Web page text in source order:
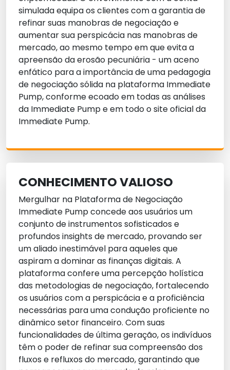
simulada equipa os clientes com a garantia de
refinar suas manobras de negociação e
aumentar sua perspicácia nas manobras de
mercado, ao mesmo tempo em que evita a
apreensão da erosão pecuniária - um aceno
enfático para a importância de uma pedagogia
de negociação sólida na plataforma Immediate
Pump, conforme ecoado em todas as análises
da Immediate Pump e em todo o site oficial da
Immediate Pump.
CONHECIMENTO VALIOSO
Mergulhar na Plataforma de Negociação
Immediate Pump concede aos usuários um
conjunto de instrumentos sofisticados e
profundos insights de mercado, provando ser
um aliado inestimável para aqueles que
aspiram a dominar as finanças digitais. A
plataforma confere uma percepção holística
das metodologias de negociação, fortalecendo
os usuários com a perspicácia e a proficiência
necessárias para uma condução proficiente no
dinâmico setor financeiro. Com suas
funcionalidades de última geração, os indivíduos
têm o poder de refinar sua compreensão dos
fluxos e refluxos do mercado, garantindo que